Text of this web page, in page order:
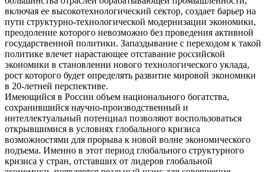
включая ее высокотехнологический сектор, создает барьер на
пути структурно-технологической модернизации экономики,
преодоление которого невозможно без проведения активной
государственной политики. Запаздывание с переходом к такой
политике влечет нарастающее отставание российской
экономики в становлении нового технологического уклада,
рост которого будет определять развитие мировой экономики
в 20-летней перспективе.
Имеющийся в России объем национального богатства,
сохранившийся научно-производственный и
интеллектуальный потенциал позволяют воспользоваться
открывшимися в условиях глобального кризиса
возможностями для прорыва к новой волне экономического
подъема. Именно в этот период глобального структурного
кризиса у стран, отставших от лидеров глобальной